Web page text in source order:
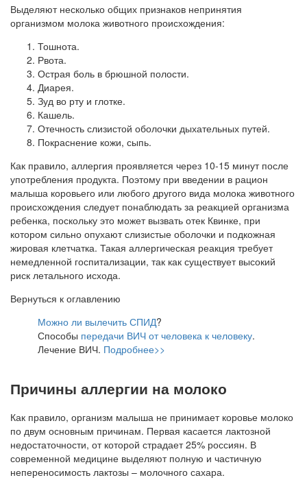
Выделяют несколько общих признаков непринятия
организмом молока животного происхождения:
Тошнота.
Рвота.
Острая боль в брюшной полости.
Диарея.
Зуд во рту и глотке.
Кашель.
Отечность слизистой оболочки дыхательных путей.
Покраснение кожи, сыпь.
Как правило, аллергия проявляется через 10-15 минут после
употребления продукта. Поэтому при введении в рацион
малыша коровьего или любого другого вида молока животного
происхождения следует понаблюдать за реакцией организма
ребенка, поскольку это может вызвать отек Квинке, при
котором сильно опухают слизистые оболочки и подкожная
жировая клетчатка. Такая аллергическая реакция требует
немедленной госпитализации, так как существует высокий
риск летального исхода.
Вернуться к оглавлению
Можно ли вылечить СПИД?
Способы передачи ВИЧ от человека к человеку.
Лечение ВИЧ. Подробнее>>
Причины аллергии на молоко
Как правило, организм малыша не принимает коровье молоко
по двум основным причинам. Первая касается лактозной
недостаточности, от которой страдает 25% россиян. В
современной медицине выделяют полную и частичную
непереносимость лактозы – молочного сахара.